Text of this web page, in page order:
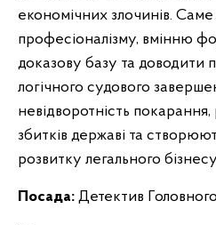
економічних злочинів.
професіоналізму, вмінню
доказову базу та доводити
логічного судового
невідворотність
збитків державі та
розвитку легального
Посада: Детектив